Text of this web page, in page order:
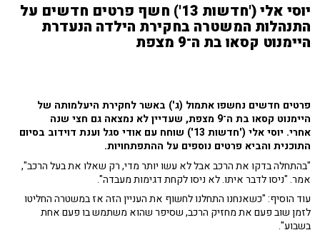
יוסי אלי ('חדשות 13') חשף פרטים חדשים על
התנהלות המשטרה בחקירת הילדה הנעדרת
היימנוט קסאו בת ה־9 מצפת
פרטים חדשים נחשפו אתמול (ג') באשר לחקירת היעלמותה של
היימנוט קסאו בת ה־9 מצפת, שעדיין לא נמצאה גם חצי שנה
אחרי. יוסי אלי ('חדשות 13') שוחח עם אודי סגל וענת דוידוב בסיום
התוכנית והביא פרטים נוספים על ההתפתחויות.
"בהתחלה בדקו את הרכב אבל לא עשו יותר מדי, רק שאלו את בעל הרכב",
אמר. "ניסו לדבר איתו. לא ניסו לקחת דגימות מעבדה".
עוד הוסיף: "כשאנחנו התחלנו לחשוף את העניין הזה אז במשטרה החליטו
לזמן שוב פעם את מחזיק הרכב, שסיפר שהוא משתמש בו פעם אחת
בשבוע".